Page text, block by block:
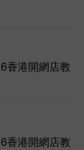
香港開網店教
香港開網店教